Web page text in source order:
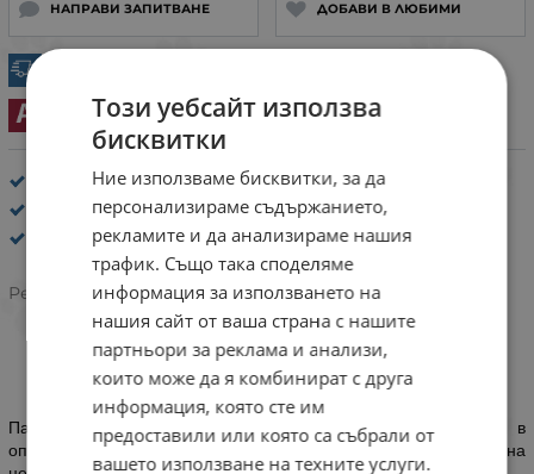
НАПРАВИ ЗАПИТВАНЕ ДОБАВИ В ЛЮБИМИ
За animonda
Възраст: до 1 година
Пастети за кучета
Animonda/Vom Feinsten
Рейтинг:
ИНФОРМАЦИЯ
Пастетите за малки кученцаAnimonda Vom Feinsten
са в
опаковки от 150 гр. Можете да ги вземете на още по-изгодна
Този уебсайт използва
бисквитки
Ние използваме бисквитки, за да
персонализираме съдържанието,
рекламите и да анализираме нашия
трафик. Също така споделяме
информация за използването на
нашия сайт от ваша страна с нашите
партньори за реклама и анализи,
които може да я комбинират с друга
информация, която сте им
предоставили или която са събрали от
вашето използване на техните услуги.